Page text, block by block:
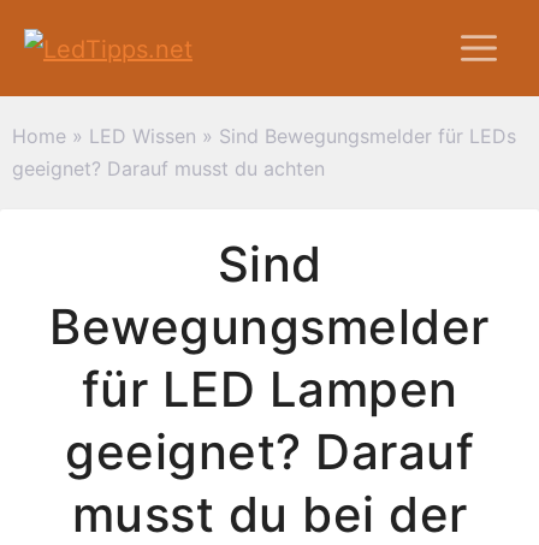
Inhalt
springen
Home » LED Wissen » Sind Bewegungsmelder für LEDs
geeignet? Darauf musst du achten
Sind
Bewegungsmelder
für LED Lampen
geeignet? Darauf
musst du bei der